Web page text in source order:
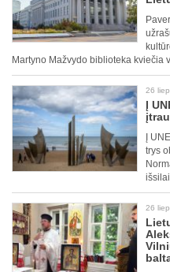
Martyno Mažvydo biblioteka kviečia
26
Į
Į
trys
26